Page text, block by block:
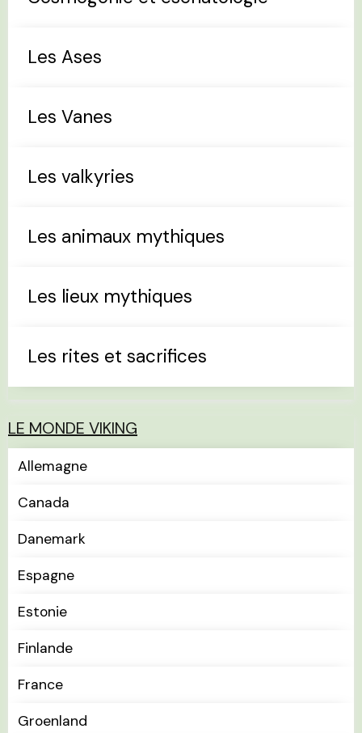
Les Ases
Les Vanes
Les valkyries
Les animaux mythiques
Les lieux mythiques
Les rites et sacrifices
LE MONDE VIKING
Allemagne
Canada
Danemark
Espagne
Estonie
Finlande
France
Groenland